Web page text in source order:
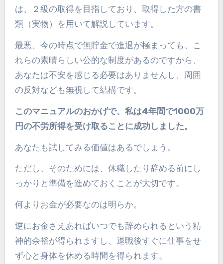
は、２級の取得を目指しており、取得した方の書
類（実物）を用いて解説しています。
最悪、今の時点で無貯金で進退が極まっても、こ
れらの素晴らしい公的な制度があるのですから、
あなたは不安を感じる必要はありませんし、周囲
の反対なども無視して結構です。
このマニュアルのおかげで、私は4年間で1000万
円の不労所得を受け取ることに成功しました。
あなたも試してみる価値はあるでしょう。
ただし、そのためには、休職したり辞める前にし
っかりと準備を進めておくことが大切です。
何よりお金が必要なのは明らか。
逆にお金さえあればいつでも辞められるという精
神的余裕が得られますし、退職後すぐに仕事をせ
ず心と身体を休める時間を得られます。